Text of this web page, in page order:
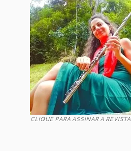
CLIQUE PARA ASSINAR A REVISTA